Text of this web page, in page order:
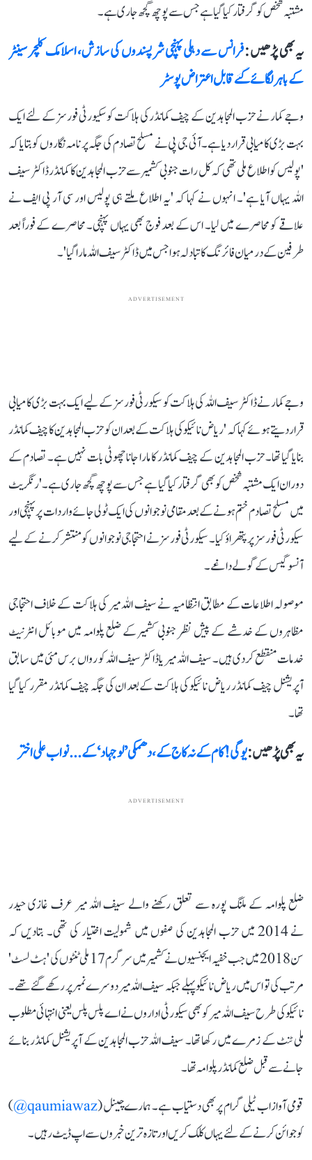
مشتبہ شخص کو گرفتار کیا گیا ہے جس سے پوچھ گچھ جاری ہے۔
یہ بھی پڑھیں :فرانس سے دہلی پہنچی شرپسندوں کی سازش، اسلامک کلچر سینٹر
کے باہر لگائے گئے قابل اعتراض پوسٹر
وجے کمار نے حزب المجاہدین کے چیف کمانڈر کی ہلاکت کو سکیورٹی فورسز کے لئے ایک
بہت بڑی کامیابی قرار دیا ہے۔ آئی جی پی نے مسلح تصادم کی جگہ پر نامہ نگاروں کو بتایا کہ
'پولیس کو اطلاع ملی تھی کہ کل رات جنوبی کشمیر سے حزب المجاہدین کا کمانڈر ڈاکٹر سیف
اللہ یہاں آیا ہے'۔ انہوں نے کہا کہ 'یہ اطلاع ملتے ہی پولیس اور سی آر پی ایف نے
علاقے کو محاصرے میں لیا۔ اس کے بعد فوج بھی یہاں پہنچی۔ محاصرے کے فوراً بعد
طرفین کے درمیان فائرنگ کا تبادلہ ہوا جس میں ڈاکٹر سیف اللہ مارا گیا'۔
ADVERTISEMENT
وجے کمار نے ڈاکٹر سیف اللہ کی ہلاکت کو سیکورٹی فورسز کے لیے ایک بہت بڑی کامیابی
قرار دیتے ہوئے کہا کہ 'ریاض نائیکو کی ہلاکت کے بعد ان کو حزب المجاہدین کا چیف کمانڈر
بنایا گیا تھا۔ حزب المجاہدین کے چیف کمانڈر کا مارا جانا چھوٹی بات نہیں ہے۔ تصادم کے
دوران ایک مشتبہ شخص کو بھی گرفتار کیا گیا ہے جس سے پوچھ گچھ جاری ہے۔' رنگریٹ
میں مسلح تصادم ختم ہونے کے بعد مقامی نوجوانوں کی ایک ٹولی جائے واردات پر پہنچی اور
سیکورٹی فورسز پر پتھراؤ کیا۔ سیکورٹی فورسز نے احتجاجی نوجوانوں کو منتشر کرنے کے لیے
آنسو گیس کے گولے داغے۔
موصولہ اطلاعات کے مطابق انتظامیہ نے سیف اللہ میر کی ہلاکت کے خلاف احتجاجی
مظاہروں کے خدشے کے پیش نظر جنوبی کشمیر کے ضلع پلوامہ میں موبائل انٹرنیٹ
خدمات منقطع کر دی ہیں۔ سیف اللہ میر یا ڈاکٹر سیف اللہ کو رواں برس مئی میں سابق
آپریشنل چیف کمانڈر ریاض نائیکو کی ہلاکت کے بعد ان کی جگہ چیف کمانڈر مقرر کیا گیا
تھا۔
یہ بھی پڑھیں :یوگی! کام کے نہ کاج کے، دھمکی ’لوجہاد‘ کے... نواب علی اختر
ADVERTISEMENT
ضلع پلوامہ کے ملنگ پورہ سے تعلق رکھنے والے سیف اللہ میر عرف غازی حیدر
نے 2014 میں حزب المجاہدین کی صفوں میں شمولیت اختیار کی تھی۔ بتادیں کہ
سن 2018 میں جب خفیہ ایجنسیوں نے کشمیر میں سرگرم 17 ملی ٹنٹوں کی 'ہٹ لسٹ'
مرتب کی تو اس میں ریاض نائیکو پہلے جبکہ سیف اللہ میر دوسرے نمبر پر رکھے گئے تھے۔
نائیکو کی طرح سیف اللہ میر کو بھی سیکورٹی اداروں نے اے پلس پلس یعنی انتہائی مطلوب
ملی ٹنٹ کے زمرے میں رکھا تھا۔ سیف اللہ حزب المجاہدین کے آپریشنل کمانڈر بنائے
جانے سے قبل ضلع کمانڈر پلوامہ تھا۔
قومی آواز اب ٹیلی گرام پر بھی دستیاب ہے۔ ہمارے چینل (qaumiawaz@
)
کو جوائن کرنے کے لئے یہاں کلک کریں اور تازہ ترین خبروں سے اپ ڈیٹ رہیں۔